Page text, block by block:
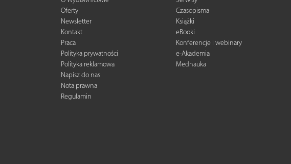
Oferty
Newsletter
Kontakt
Praca
Polityka prywatności
Polityka reklamowa
Napisz do nas
Nota prawna
Regulamin
Czasopisma
Książki
eBooki
Konferencje i webinary
e-Akademia
Mednauka